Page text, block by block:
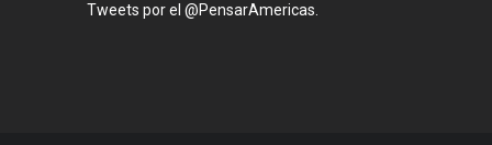
Tweets por el @PensarAmericas.